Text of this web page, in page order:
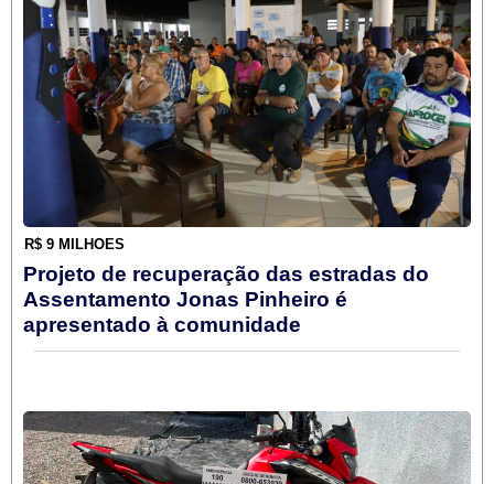
R$ 9 MILHÕES
Projeto de recuperação das estradas do
Assentamento Jonas Pinheiro é
apresentado à comunidade